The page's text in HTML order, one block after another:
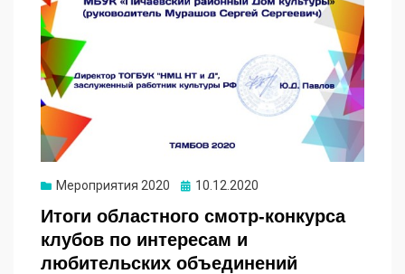
Мероприятия 2020 10.12.2020
Итоги областного смотр-конкурса
клубов по интересам и
любительских объединений